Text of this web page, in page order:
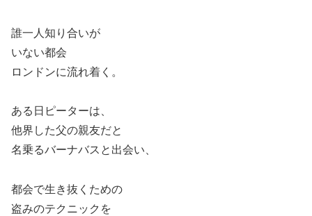
誰一人知り合いが
いない都会
ロンドンに流れ着く。
ある日ピーターは、
他界した父の親友だと
名乗るバーナバスと出会い、
都会で生き抜くための
盗みのテクニックを